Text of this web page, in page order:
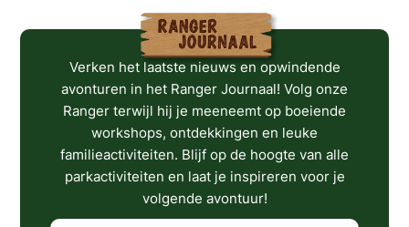
Verken het laatste nieuws en opwindende
avonturen in het Ranger Journaal! Volg onze
Ranger terwijl hij je meeneemt op boeiende
workshops, ontdekkingen en leuke
familieactiviteiten. Blijf op de hoogte van alle
parkactiviteiten en laat je inspireren voor je
volgende avontuur!